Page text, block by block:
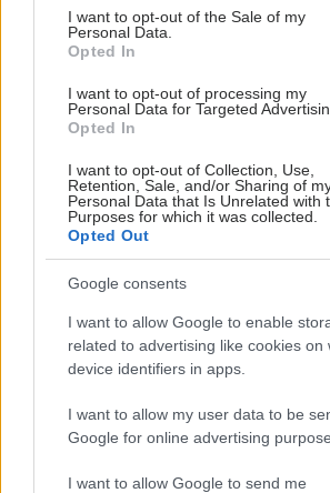
consent section.
I want to opt-out of the Sale of my
Personal Data.
Opted In
I want to opt-out of processing my
Personal Data for Targeted
Opted In
I want to opt-out of Collection, Use,
Retention, Sale, and/or Sharing of
Personal Data that Is Unrelated with
Purposes for which it was collected.
Opted Out
Google consents
I want to allow Google to enable
related to advertising like cookies on
device identifiers in apps.
I want to allow my user data to be
Google for online advertising
I want to allow Google to send me